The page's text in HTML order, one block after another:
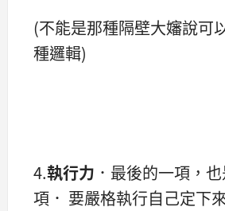
(不能是那種隔壁大嬸說可
種邏輯)
4.執行力 ．最後的一項，
項． 要嚴格執行自己定下